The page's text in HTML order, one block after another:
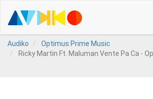
Audiko
Optimus Prime Music
Ricky Martin Ft. Maluman Vente Pa Ca -